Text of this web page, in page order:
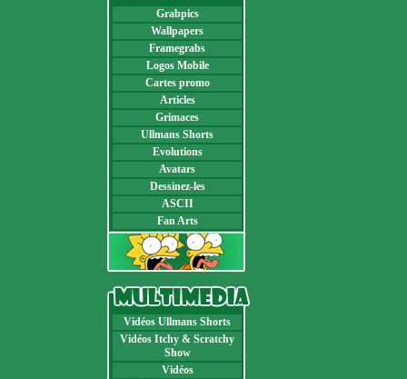
Grabpics
Wallpapers
Framegrabs
Logos Mobile
Cartes promo
Articles
Grimaces
Ullmans Shorts
Evolutions
Avatars
Dessinez-les
ASCII
Fan Arts
Vidéos Ullmans Shorts
Vidéos Itchy & Scratchy
Show
Vidéos